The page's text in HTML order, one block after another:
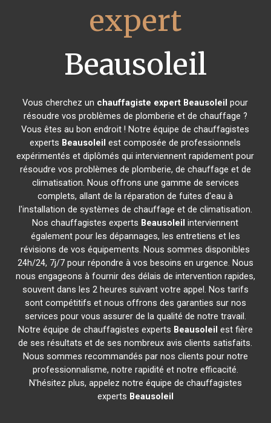
expert
Beausoleil
Vous cherchez un chauffagiste expert Beausoleil pour
résoudre vos problèmes de plomberie et de chauffage ?
Vous êtes au bon endroit ! Notre équipe de chauffagistes
experts Beausoleil est composée de professionnels
expérimentés et diplômés qui interviennent rapidement pour
résoudre vos problèmes de plomberie, de chauffage et de
climatisation. Nous offrons une gamme de services
complets, allant de la réparation de fuites d'eau à
l'installation de systèmes de chauffage et de climatisation.
Nos chauffagistes experts Beausoleil interviennent
également pour les dépannages, les entretiens et les
révisions de vos équipements. Nous sommes disponibles
24h/24, 7j/7 pour répondre à vos besoins en urgence. Nous
nous engageons à fournir des délais de intervention rapides,
souvent dans les 2 heures suivant votre appel. Nos tarifs
sont compétitifs et nous offrons des garanties sur nos
services pour vous assurer de la qualité de notre travail.
Notre équipe de chauffagistes experts Beausoleil est fière
de ses résultats et de ses nombreux avis clients satisfaits.
Nous sommes recommandés par nos clients pour notre
professionnalisme, notre rapidité et notre efficacité.
N'hésitez plus, appelez notre équipe de chauffagistes
experts Beausoleil